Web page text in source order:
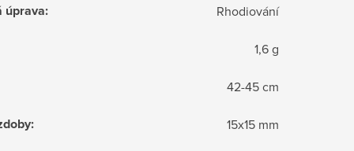
úprava: Rhodiování
1,6 g
42-45 cm
: 15x15 mm